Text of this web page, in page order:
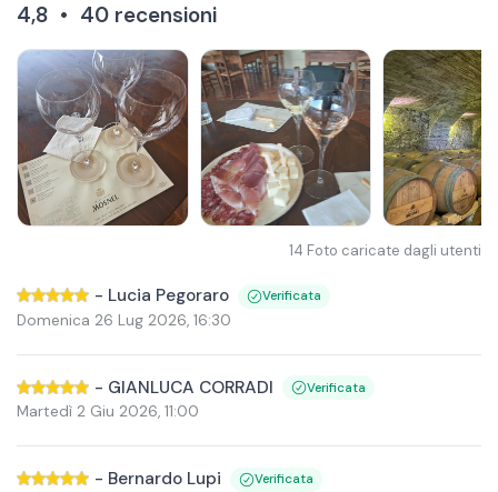
4,8 • 40 recensioni
14 Foto caricate dagli utenti
- Lucia Pegoraro Verificata
Domenica 26 Lug 2026, 16:30
- GIANLUCA CORRADI Verificata
Martedì 2 Giu 2026, 11:00
- Bernardo Lupi Verificata